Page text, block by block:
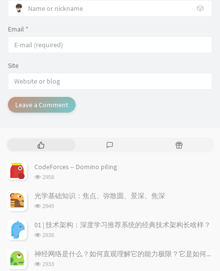
🎲
Email *
Site
Leave a Comment
P
p
u
a
r
r
t
c
l
e
t
m
n
R
t
l
CodeForces -- Domino piling
浏
次
数:
2958
光学基础知识：焦点、弥散圆、景深、焦深
浏
次
数:
2949
01 | 技术架构：深度学习推荐系统的经典技术架构长啥样？
浏
次
数:
2938
神经网络是什么？如何直观理解它的能力极限？它是如何无限逼近真理？
浏
2933